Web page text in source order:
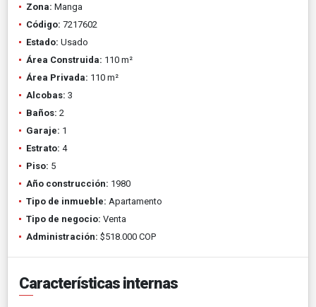
Zona: Manga
Código: 7217602
Estado: Usado
Área Construida: 110 m²
Área Privada: 110 m²
Alcobas: 3
Baños: 2
Garaje: 1
Estrato: 4
Piso: 5
Año construcción: 1980
Tipo de inmueble: Apartamento
Tipo de negocio: Venta
Administración: $518.000 COP
Características internas